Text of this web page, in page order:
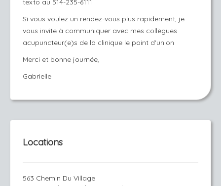
texto au 514-235-6111.
Si vous voulez un rendez-vous plus rapidement, je
vous invite à communiquer avec mes collègues
acupuncteur(e)s de la clinique le point d'union
Merci et bonne journée,
Gabrielle
Locations
563 Chemin Du Village